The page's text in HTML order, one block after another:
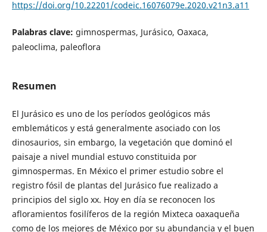
https://doi.org/10.22201/codeic.16076079e.2020.v21n3.a11
Palabras clave: gimnospermas, Jurásico, Oaxaca,
paleoclima, paleoflora
Resumen
El Jurásico es uno de los períodos geológicos más
emblemáticos y está generalmente asociado con los
dinosaurios, sin embargo, la vegetación que dominó el
paisaje a nivel mundial estuvo constituida por
gimnospermas. En México el primer estudio sobre el
registro fósil de plantas del Jurásico fue realizado a
principios del siglo xx. Hoy en día se reconocen los
afloramientos fosilíferos de la región Mixteca oaxaqueña
como de los mejores de México por su abundancia y el buen